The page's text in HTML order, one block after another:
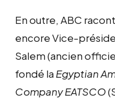
En outre, ABC
encore Vice-
Salem (ancien
fondé la Egyptian
Company EATSCO